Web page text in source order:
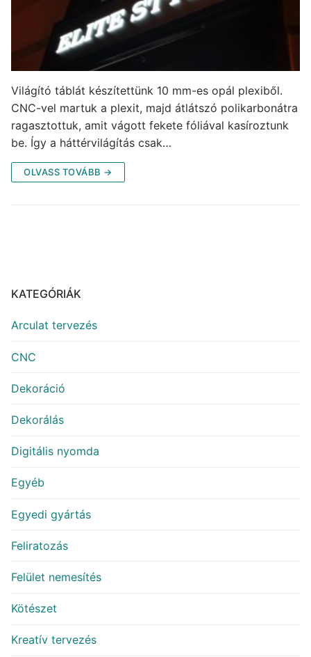
Világító táblát készítettünk 10 mm-es opál plexiből.
CNC-vel martuk a plexit, majd átlátszó polikarbonátra
ragasztottuk, amit vágott fekete fóliával kasíroztunk
be. Így a háttérvilágítás csak…
OLVASS TOVÁBB →
KATEGÓRIÁK
Arculat tervezés
CNC
Dekoráció
Dekorálás
Digitális nyomda
Egyéb
Egyedi gyártás
Feliratozás
Felület nemesítés
Kötészet
Kreatív tervezés